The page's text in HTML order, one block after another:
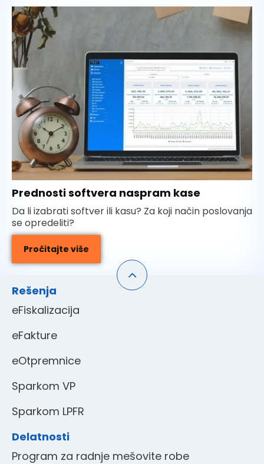
Prednosti softvera naspram kase
Da li izabrati softver ili kasu? Za koji način poslovanja
se opredeliti?
Pročitajte više
Rešenja
eFiskalizacija
eFakture
eOtpremnice
Sparkom VP
Sparkom LPFR
Delatnosti
Program za radnje mešovite robe